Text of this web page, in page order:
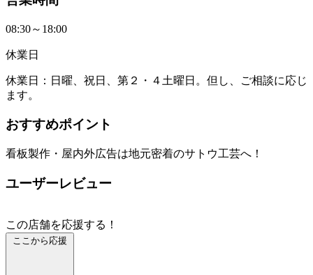
08:30～18:00
休業日
休業日：日曜、祝日、第２・４土曜日。但し、ご相談に応じ
ます。
おすすめポイント
看板製作・屋内外広告は地元密着のサトウ工芸へ！
ユーザーレビュー
この店舗を応援する！
ここから応援